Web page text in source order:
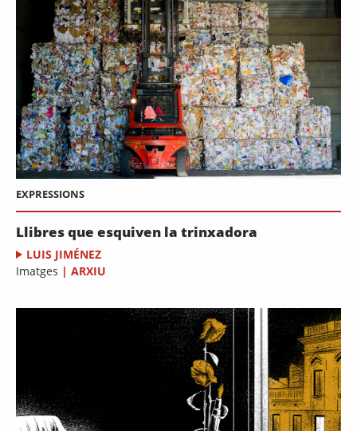
EXPRESSIONS
Llibres que esquiven la trinxadora
LUIS JIMÉNEZ
Imatges | ARXIU